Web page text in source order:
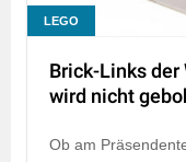
LEGO
Brick-Links
wird nicht
Ob am